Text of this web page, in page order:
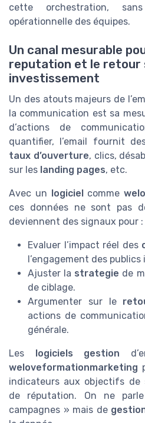
cette orchestration,
opérationnelle des équipes.
Un canal mesurable
reputation et le retour
investissement
Un des atouts majeurs de
la communication est sa
d’actions de
quantifier, l’email fournit
taux d’ouverture, clics,
sur les landing pages, etc.
Avec un logiciel comme
ces données ne sont pas
deviennent des signaux pour :
Evaluer l’impact réel des
l’engagement des
Ajuster la strategie de
de ciblage.
Argumenter sur le
actions de
générale.
Les logiciels gestion
weloveformationmarketing
indicateurs aux objectifs de
de réputation. On ne
campagnes » mais de